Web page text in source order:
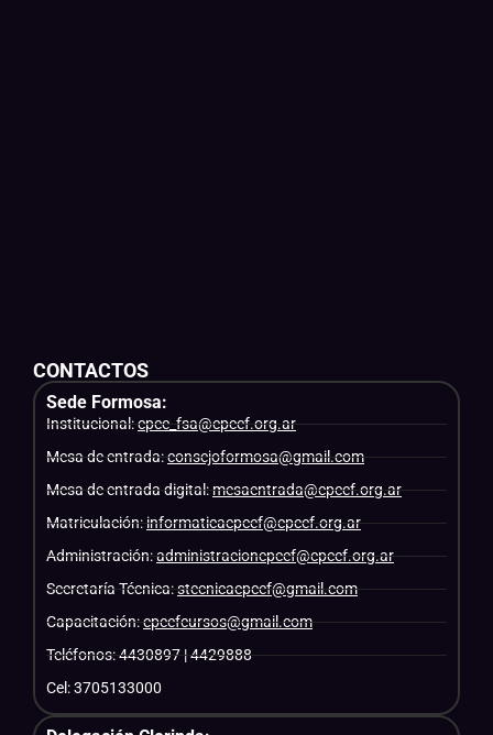
CONTACTOS
Sede Formosa:
Institucional:cpce_fsa@cpcef.org.ar
Mesa de entrada:consejoformosa@gmail.com
Mesa de entrada digital:mesaentrada@cpcef.org.ar
Matriculación:informaticacpcef@cpcef.org.ar
Administración:administracioncpcef@cpcef.org.ar
Secretaría Técnica:stecnicacpcef@gmail.com
Capacitación:cpcefcursos@gmail.com
Teléfonos: 4430897 | 4429888
Cel: 3705133000